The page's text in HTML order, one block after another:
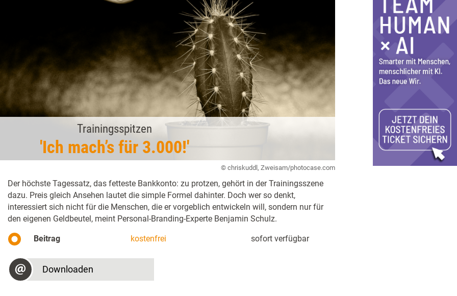
Trainingsspitzen
'Ich mach’s für 3.000!'
© chriskuddl, Zweisam/photocase.com
Der höchste Tagessatz, das fetteste Bankkonto: zu protzen, gehört in der Trainingsszene
dazu. Preis gleich Ansehen lautet die simple Formel dahinter. Doch wer so denkt,
interessiert sich nicht für die Menschen, die er vorgeblich entwickeln will, sondern nur für
den eigenen Geldbeutel, meint Personal-Branding-Experte Benjamin Schulz.
Beitrag kostenfrei sofort verfügbar
Downloaden